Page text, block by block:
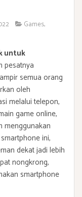
Games,
untuk
pesatnya
semua orang
oleh
melalui telepon,
game online,
menggunakan
ini,
dekat jadi lebih
nongkrong,
smartphone